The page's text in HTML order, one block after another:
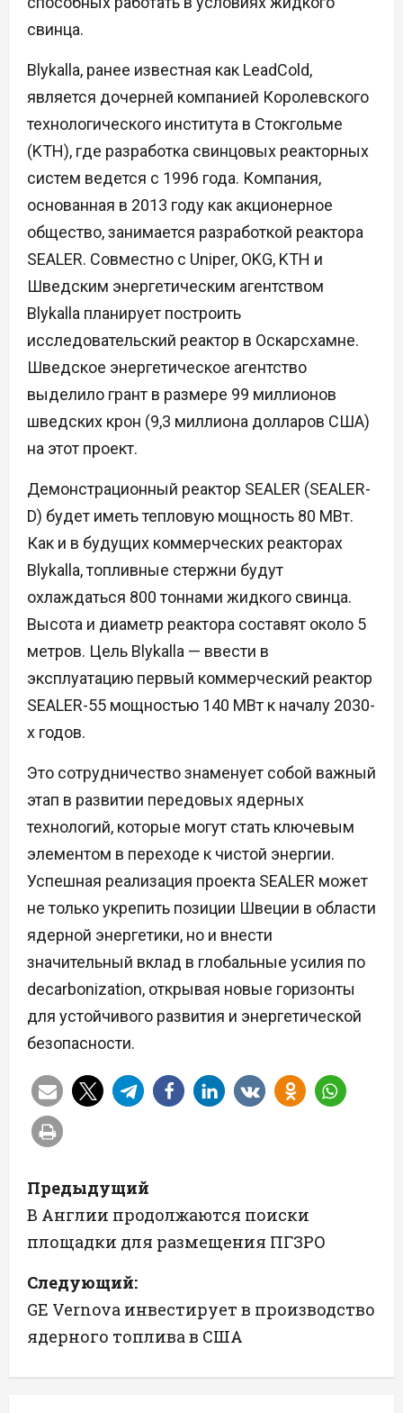
свинца.
Blykalla, ранее известная как LeadCold,
является дочерней компанией Королевского
технологического института в Стокгольме
(KTH), где разработка свинцовых реакторных
систем ведется с 1996 года. Компания,
основанная в 2013 году как акционерное
общество, занимается разработкой реактора
SEALER. Совместно с Uniper, OKG, KTH и
Шведским энергетическим агентством
Blykalla планирует построить
исследовательский реактор в Оскарсхамне.
Шведское энергетическое агентство
выделило грант в размере 99 миллионов
шведских крон (9,3 миллиона долларов США)
на этот проект.
Демонстрационный реактор SEALER (SEALER-
D) будет иметь тепловую мощность 80 МВт.
Как и в будущих коммерческих реакторах
Blykalla, топливные стержни будут
охлаждаться 800 тоннами жидкого свинца.
Высота и диаметр реактора составят около 5
метров. Цель Blykalla — ввести в
эксплуатацию первый коммерческий реактор
SEALER-55 мощностью 140 МВт к началу 2030-
х годов.
Это сотрудничество знаменует собой важный
этап в развитии передовых ядерных
технологий, которые могут стать ключевым
элементом в переходе к чистой энергии.
Успешная реализация проекта SEALER может
не только укрепить позиции Швеции в области
ядерной энергетики, но и внести
значительный вклад в глобальные усилия по
decarbonization, открывая новые горизонты
для устойчивого развития и энергетической
безопасности.
Н
а
в
и
г
а
Предыдущий
В Англии продолжаются поиски
площадки для размещения ПГЗРО
Следующий:
GE Vernova инвестирует в производство
ядерного топлива в США